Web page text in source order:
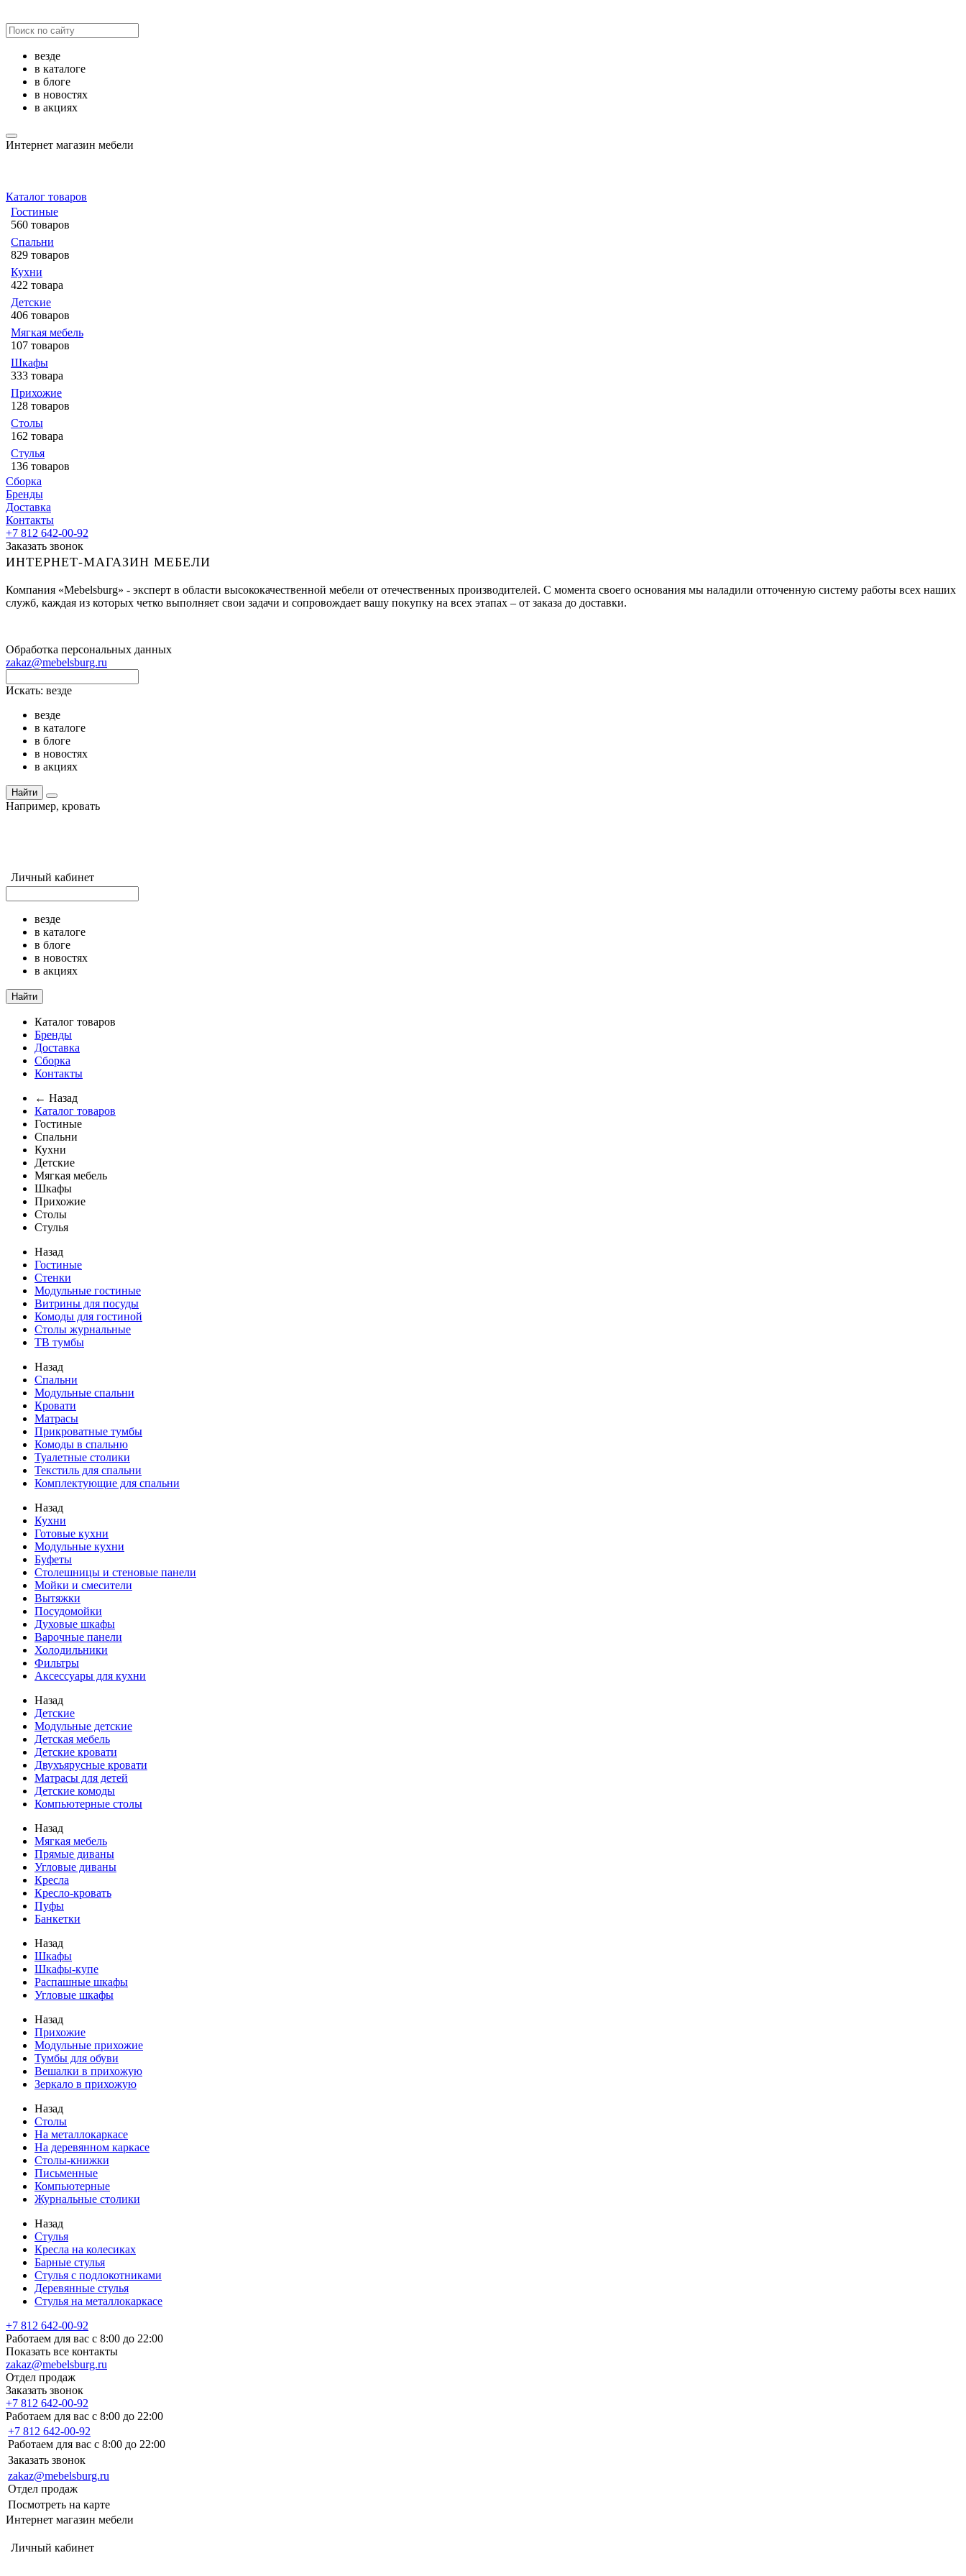
везде
в каталоге
в блоге
в новостях
в акциях
Интернет магазин мебели
Каталог товаров
Гостиные
560 товаров
Спальни
829 товаров
Кухни
422 товара
Детские
406 товаров
Мягкая мебель
107 товаров
Шкафы
333 товара
Прихожие
128 товаров
Столы
162 товара
Стулья
136 товаров
Сборка
Бренды
Доставка
Контакты
+7 812 642-00-92
Заказать звонок
ИНТЕРНЕТ-МАГАЗИН МЕБЕЛИ
Компания «Mebelsburg» - эксперт в области высококачественной мебели от отечественных производителей. С момента своего основания мы наладили отточенную систему работы всех наших
служб, каждая из которых четко выполняет свои задачи и сопровождает вашу покупку на всех этапах – от заказа до доставки.
Обработка персональных данных
zakaz@mebelsburg.ru
Искать: везде
везде
в каталоге
в блоге
в новостях
в акциях
Найти
Например, кровать
Личный кабинет
везде
в каталоге
в блоге
в новостях
в акциях
Найти
Каталог товаров
Бренды
Доставка
Сборка
Контакты
← Назад
Каталог товаров
Гостиные
Спальни
Кухни
Детские
Мягкая мебель
Шкафы
Прихожие
Столы
Стулья
Назад
Гостиные
Стенки
Модульные гостиные
Витрины для посуды
Комоды для гостиной
Столы журнальные
ТВ тумбы
Назад
Спальни
Модульные спальни
Кровати
Матрасы
Прикроватные тумбы
Комоды в спальню
Туалетные столики
Текстиль для спальни
Комплектующие для спальни
Назад
Кухни
Готовые кухни
Модульные кухни
Буфеты
Столешницы и стеновые панели
Мойки и смесители
Вытяжки
Посудомойки
Духовые шкафы
Варочные панели
Холодильники
Фильтры
Аксессуары для кухни
Назад
Детские
Модульные детские
Детская мебель
Детские кровати
Двухъярусные кровати
Матрасы для детей
Детские комоды
Компьютерные столы
Назад
Мягкая мебель
Прямые диваны
Угловые диваны
Кресла
Кресло-кровать
Пуфы
Банкетки
Назад
Шкафы
Шкафы-купе
Распашные шкафы
Угловые шкафы
Назад
Прихожие
Модульные прихожие
Тумбы для обуви
Вешалки в прихожую
Зеркало в прихожую
Назад
Столы
На металлокаркасе
На деревянном каркасе
Столы-книжки
Письменные
Компьютерные
Журнальные столики
Назад
Стулья
Кресла на колесиках
Барные стулья
Стулья с подлокотниками
Деревянные стулья
Стулья на металлокаркасе
+7 812 642-00-92
Работаем для вас с 8:00 до 22:00
Показать все контакты
zakaz@mebelsburg.ru
Отдел продаж
Заказать звонок
+7 812 642-00-92
Работаем для вас с 8:00 до 22:00
+7 812 642-00-92
Работаем для вас с 8:00 до 22:00
Заказать звонок
zakaz@mebelsburg.ru
Отдел продаж
Посмотреть на карте
Интернет магазин мебели
Личный кабинет